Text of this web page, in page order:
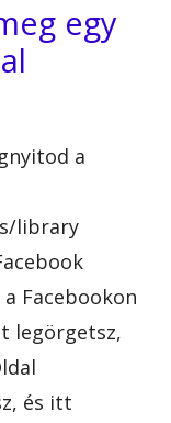
egy
a
library
Facebookon
legörgetsz,
és itt